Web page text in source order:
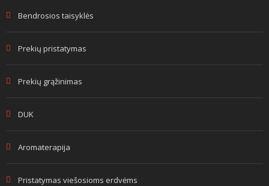
Bendrosios taisyklės
Prekių pristatymas
Prekių grąžinimas
DUK
Aromaterapija
Pristatymas viešosioms erdvėms